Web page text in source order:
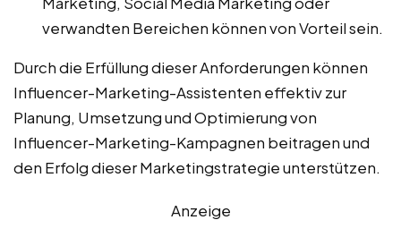
verwandten Bereichen können von Vorteil sein.
Durch die Erfüllung dieser Anforderungen können
Influencer-Marketing-Assistenten effektiv zur
Planung, Umsetzung und Optimierung von
Influencer-Marketing-Kampagnen beitragen und
den Erfolg dieser Marketingstrategie unterstützen.
Anzeige